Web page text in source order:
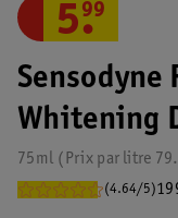
Sensodyne
Whitening
75ml Prix par litre
(4.64/5)
5.
99